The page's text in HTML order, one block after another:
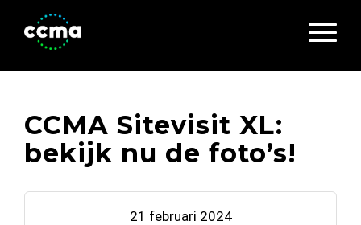
CCMA Sitevisit XL:
bekijk nu de foto’s!
21 februari 2024